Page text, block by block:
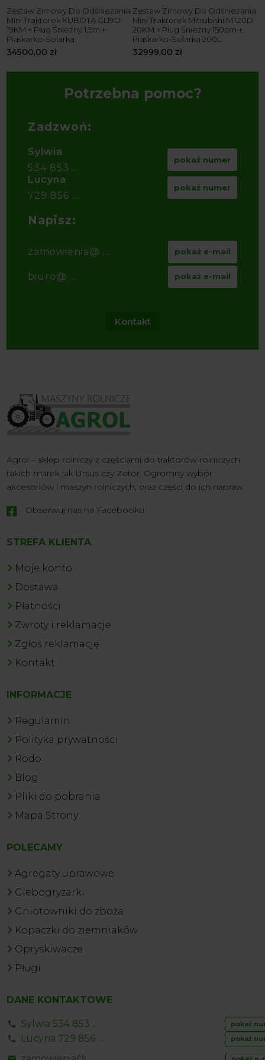
Zestaw Zimowy Do Odśnieżania
Mini Traktorek KUBOTA GL19D
19KM + Pług Śnieżny 1,5m +
Piaskarko-Solarka
34500,00 zł
Zestaw Zimowy Do Odśnieżania
Mini Traktorek Mitsubishi MT20D
20KM + Pług Śnieżny 150cm +
Piaskarko-Solarka 200L
32999,00 zł
Potrzebna pomoc?
Zadzwoń:
Sylwia
534 853 ...
pokaż numer
Lucyna
729 856 ...
pokaż numer
Napisz:
zamowienia@ ... pokaż e-mail
biuro@ ... pokaż e-mail
Kontakt
Agrol – sklep rolniczy z częściami do traktorów rolniczych
takich marek jak Ursus czy Zetor. Ogromny wybór
akcesoriów i maszyn rolniczych, oraz części do ich napraw.
 Obserwuj nas na Facebooku
STREFA KLIENTA
Moje konto
Dostawa
Płatności
Zwroty i reklamacje
Zgłoś reklamację
Kontakt
INFORMACJE
Regulamin
Polityka prywatności
Rodo
Blog
Pliki do pobrania
Mapa Strony
POLECAMY
Agregaty uprawowe
Glebogryzarki
Gniotowniki do zboża
Kopaczki do ziemniaków
Opryskiwacze
Pługi
DANE KONTAKTOWE
Sylwia 534 853 ... pokaż
Lucyna 729 856 ... pokaż